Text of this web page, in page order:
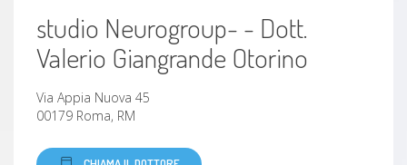
Raffreddore
Bruciore di stomaco
Parotite
studio Neurogroup- - Dott.
Valerio Giangrande Otorino
Via Appia Nuova 45
00179 Roma, RM